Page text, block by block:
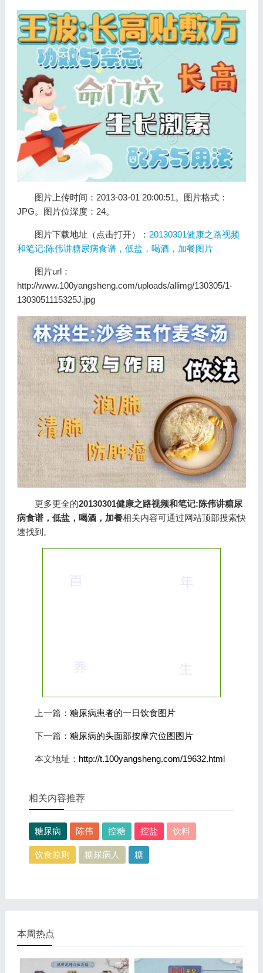
图片上传时间：2013-03-01 20:00:51。图片格式：
JPG。图片位深度：24。
图片下载地址（点击打开）： 20130301健康之路视频
和笔记:陈伟讲糖尿病食谱，低盐，喝酒，加餐图片
图片url：
http://www.100yangsheng.com/uploads/allimg/130305/1-
1303051115325J.jpg
更多更全的20130301健康之路视频和笔记:陈伟讲糖尿
病食谱，低盐，喝酒，加餐相关内容可通过网站顶部搜索快
速找到。
上一篇： 糖尿病患者的一日饮食图片
下一篇： 糖尿病的头面部按摩穴位图图片
本文地址： http://t.100yangsheng.com/19632.html
相关内容推荐
糖尿病 陈伟 控糖 控盐 饮料
饮食原则 糖尿病人 糖
本周热点